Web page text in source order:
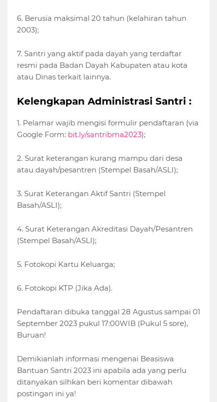
6. Berusia maksimal 20 tahun (kelahiran tahun
2003);
7. Santri yang aktif pada dayah yang terdaftar
resmi pada Badan Dayah Kabupaten atau kota
atau Dinas terkait lainnya.
Kelengkapan Administrasi Santri :
1. Pelamar wajib mengisi formulir pendaftaran (via
Google Form: bit.ly/santribma2023);
2. Surat keterangan kurang mampu dari desa
atau dayah/pesantren (Stempel Basah/ASLI);
3. Surat Keterangan Aktif Santri (Stempel
Basah/ASLI);
4. Surat Keterangan Akreditasi Dayah/Pesantren
(Stempel Basah/ASLI);
5. Fotokopi Kartu Keluarga;
6. Fotokopi KTP (Jika Ada).
Pendaftaran dibuka tanggal 28 Agustus sampai 01
September 2023 pukul 17:00WIB (Pukul 5 sore),
Buruan!
Demikianlah informasi mengenai Beasiswa
Bantuan Santri 2023 ini apabila ada yang perlu
ditanyakan silhkan beri komentar dibawah
postingan ini ya!